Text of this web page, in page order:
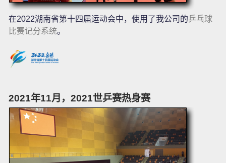
在2022湖南省第十四届运动会中，使用了我公司的乒乓球
比赛记分系统。
2021年11月，2021世乒赛热身赛